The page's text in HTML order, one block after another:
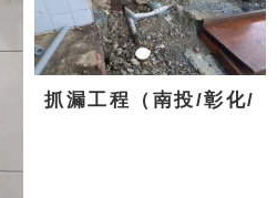
抓漏工程（南投/彰化/